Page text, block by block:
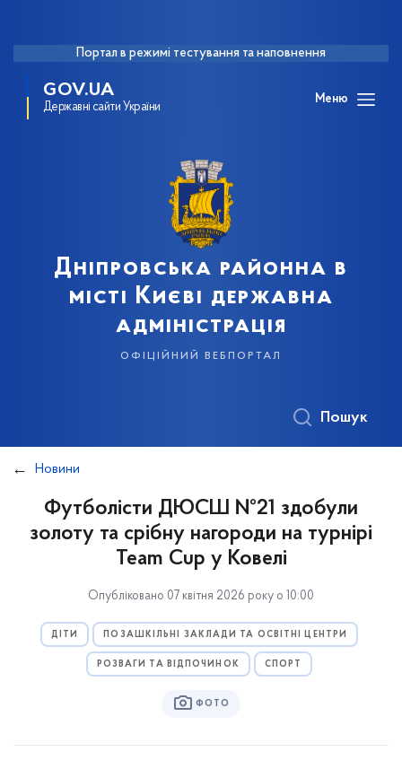
Портал в режимі тестування та наповнення
GOV.UA
Державні сайти України
Меню
Дніпровська районна в
місті Києві державна
адміністрація
офіційний вебпортал
Пошук
Новини
Футболісти ДЮСШ №21 здобули
золоту та срібну нагороди на турнірі
Team Cup у Ковелі
Опубліковано 07 квітня 2026 року о 10:00
ДІТИ ПОЗАШКІЛЬНІ ЗАКЛАДИ ТА ОСВІТНІ ЦЕНТРИ
РОЗВАГИ ТА ВІДПОЧИНОК СПОРТ
ФОТО